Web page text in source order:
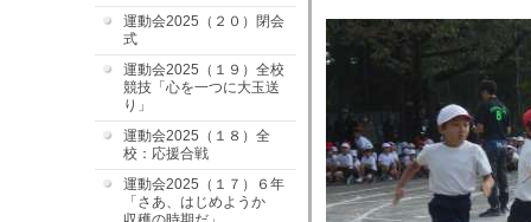
運動会2025（２０）閉会
式
運動会2025（１９）全校
競技「心を一つに大玉送
り」
運動会2025（１８）全
校：応援合戦
運動会2025（１７）６年
「さあ、はじめようか